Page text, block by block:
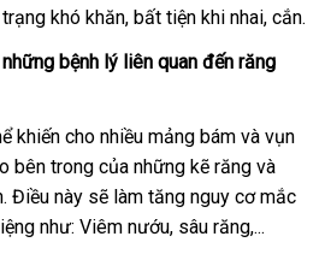
khó khăn, bất tiện khi nhai, cắn.
bệnh lý liên quan đến răng
khiến cho nhiều mảng bám và vụn
bên trong của những kẽ răng và
Điều này sẽ làm tăng nguy cơ mắc
như: Viêm nướu, sâu răng,...